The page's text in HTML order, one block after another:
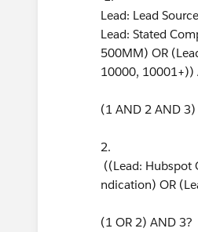
Lead: Lead
Lead: Stated
500MM) OR
10000, 10001+))
(1 AND 2 AND 3)
2.
((Lead: Hubspot
ndication) OR
(1 OR 2) AND 3?